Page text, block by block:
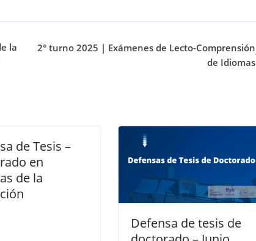
la
2° turno 2025 | Exámenes de Lecto-Comprensión
de Idiomas
de Tesis –
en
de la
Defensa de tesis de